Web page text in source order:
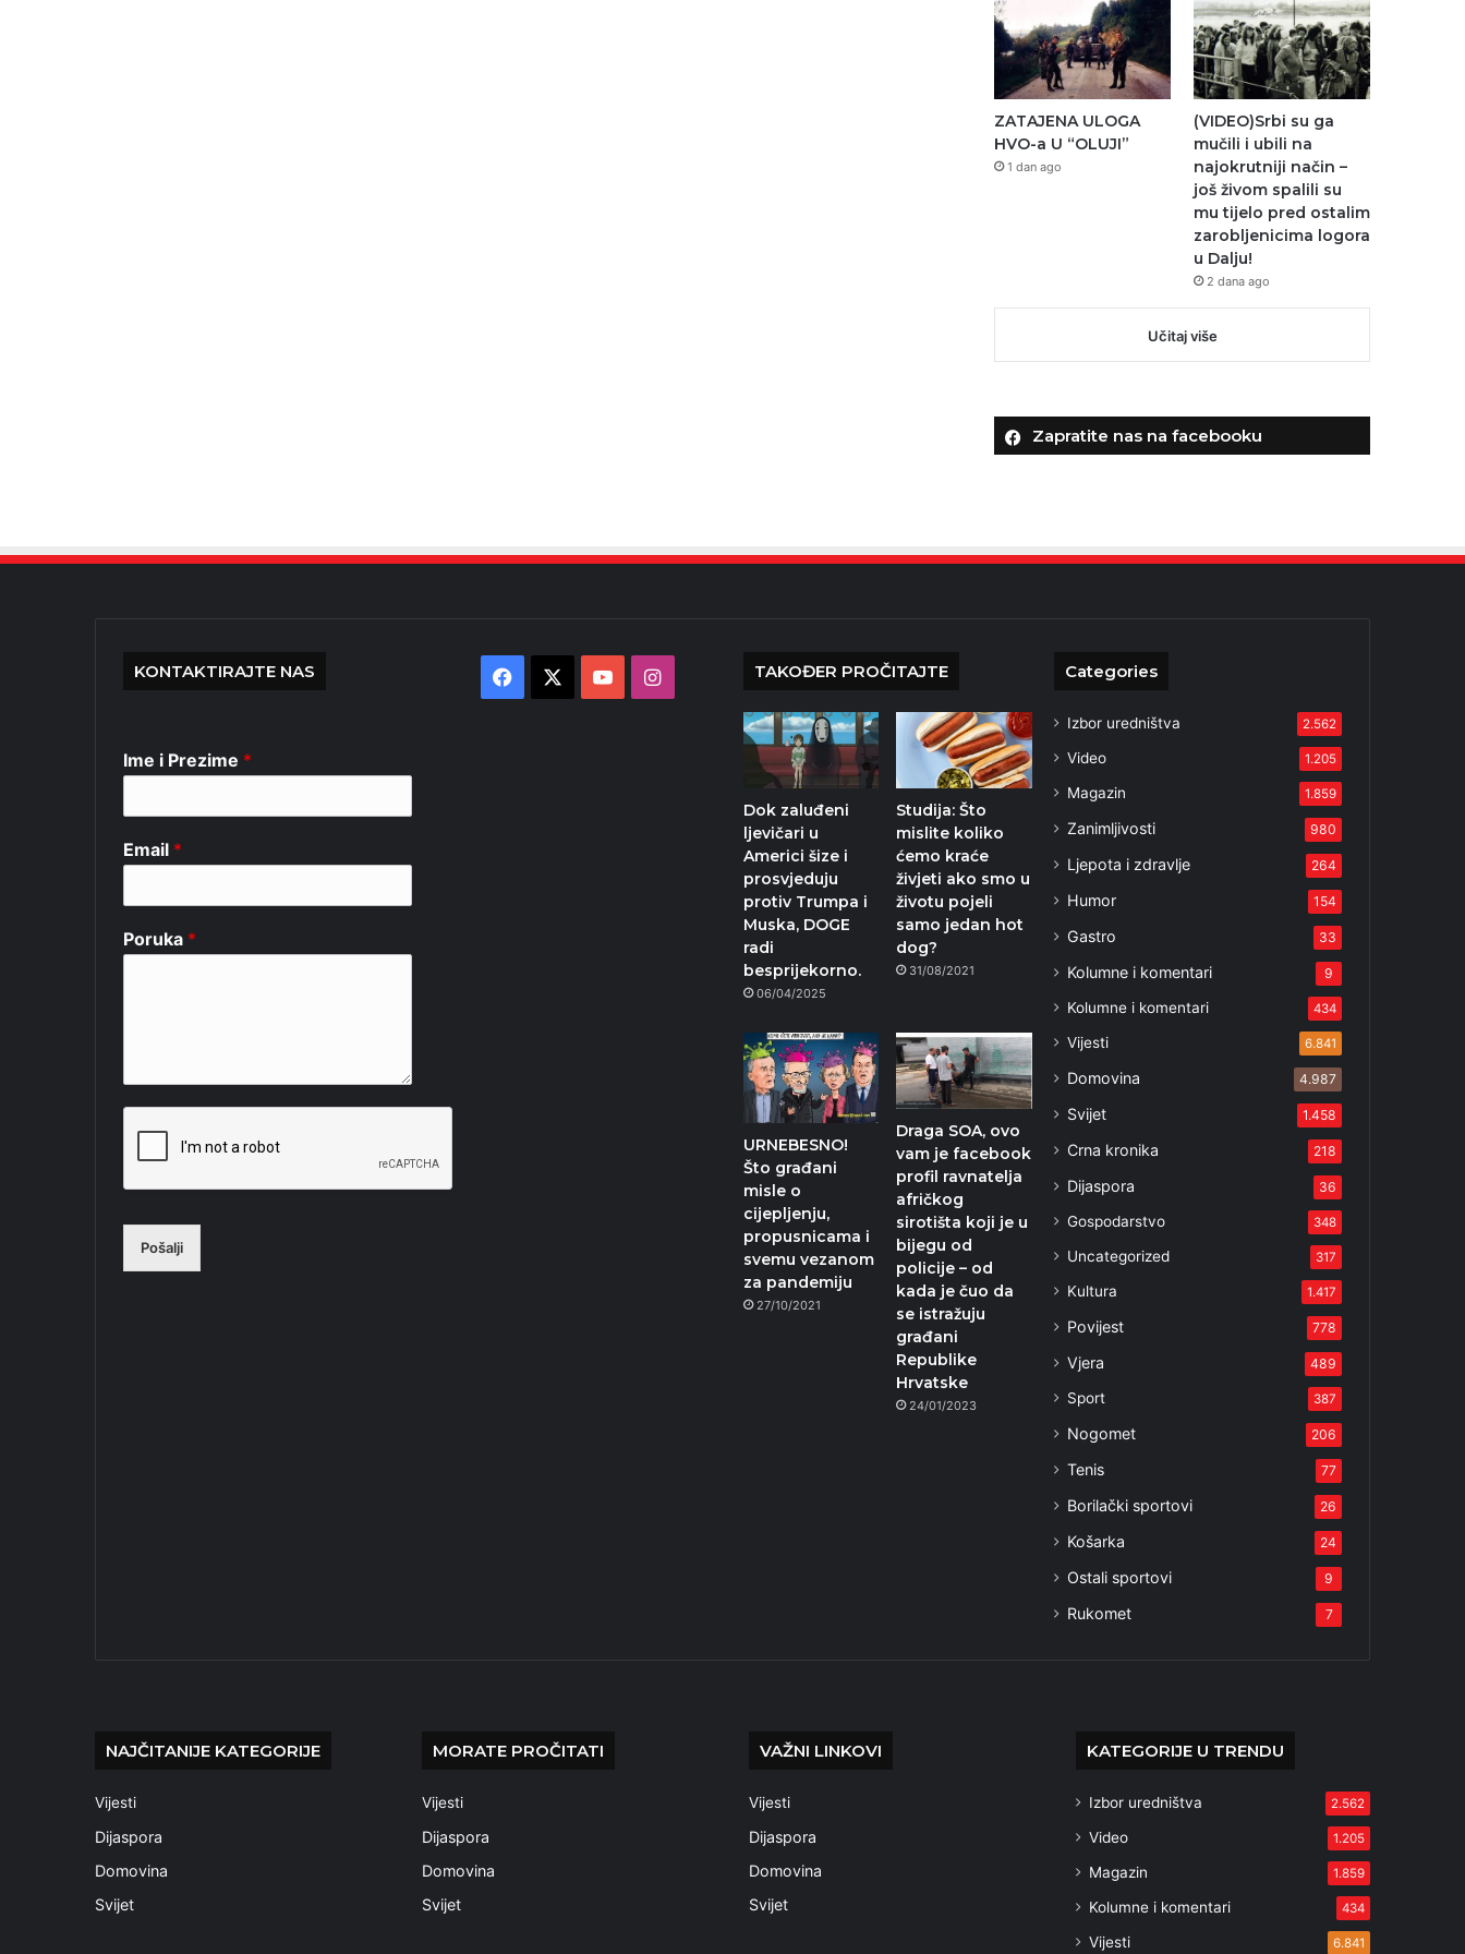
ZATAJENA ULOGA
HVO-a U “OLUJI”
1 dan ago
(VIDEO)Srbi su ga
mučili i ubili na
najokrutniji način –
još živom spalili su
mu tijelo pred ostalim
zarobljenicima logora
u Dalju!
2 dana ago
Učitaj više
Zapratite nas na facebooku
KONTAKTIRAJTE NAS
Ime i Prezime *
Email *
Poruka *
Pošalji
Facebook YouTubeInstagram TAKOĐER PROČITAJTE
Dok zaluđeni
ljevičari u
Americi šize i
prosvjeduju
protiv Trumpa i
Muska, DOGE
radi
besprijekorno.
06/04/2025
Studija: Što
mislite koliko
ćemo kraće
živjeti ako smo u
životu pojeli
samo jedan hot
dog?
31/08/2021
URNEBESNO!
Što građani
misle o
cijepljenju,
propusnicama i
svemu vezanom
za pandemiju
27/10/2021
Draga SOA, ovo
vam je facebook
profil ravnatelja
afričkog
sirotišta koji je u
bijegu od
policije – od
kada je čuo da
se istražuju
građani
Republike
Hrvatske
24/01/2023
Categories
Izbor uredništva 2.562
Video 1.205
Magazin 1.859
Zanimljivosti 980
Ljepota i zdravlje 264
Humor 154
Gastro 33
Kolumne i komentari 9
Kolumne i komentari 434
Vijesti 6.841
Domovina 4.987
Svijet 1.458
Crna kronika 218
Dijaspora 36
Gospodarstvo 348
Uncategorized 317
Kultura 1.417
Povijest 778
Vjera 489
Sport 387
Nogomet 206
Tenis 77
Borilački sportovi 26
Košarka 24
Ostali sportovi 9
Rukomet 7
NAJČITANIJE KATEGORIJE
Vijesti
Dijaspora
Domovina
Svijet
MORATE PROČITATI
Vijesti
Dijaspora
Domovina
Svijet
VAŽNI LINKOVI
Vijesti
Dijaspora
Domovina
Svijet
KATEGORIJE U TRENDU
Izbor uredništva 2.562
Video 1.205
Magazin 1.859
Kolumne i komentari 434
Vijesti 6.841